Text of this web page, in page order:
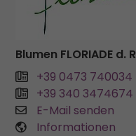
Blumen FLORIADE d.
+39 0473 740034
+39 340 3474674
E-Mail senden
Informationen